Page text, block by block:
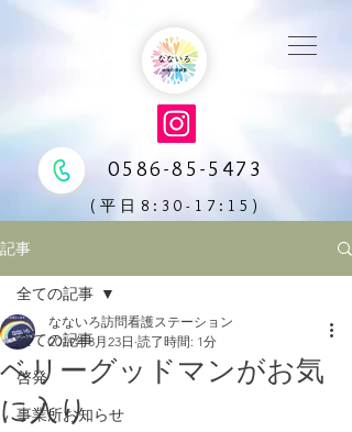
0586-85-5473
(平日8:30-17:15)
記事
全ての記事
啓発
事業所お知らせ
全ての記事
ベリーグッドマンがお気
に入り
なないろ訪問看護ステーション
2019年8月23日 読了時間: 1分